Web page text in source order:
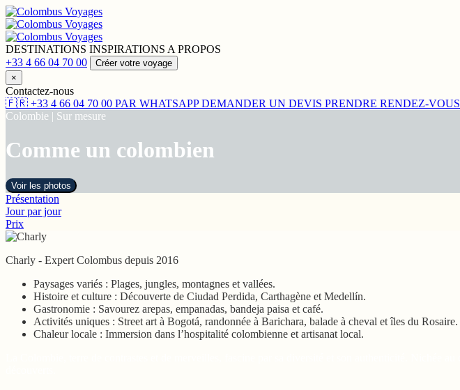
DESTINATIONS INSPIRATIONS A PROPOS
+33 4 66 04 70 00
Créer votre voyage
×
Contactez-nous
🇫🇷 +33 4 66 04 70 00 PAR WHATSAPP DEMANDER UN DEVIS PRENDRE RENDEZ-VOUS
Colombie | Sur mesure
Comme un colombien
Voir les photos
Présentation
Jour par jour
Prix
Charly - Expert Colombus depuis 2016
Paysages variés : Plages, jungles, montagnes et vallées.
Histoire et culture : Découverte de Ciudad Perdida, Carthagène et Medellín.
Gastronomie : Savourez arepas, empanadas, bandeja paisa et café.
Activités uniques : Street art à Bogotá, randonnée à Barichara, balade à cheval et îles du Rosaire.
Chaleur locale : Immersion dans l’hospitalité colombienne et artisanat local.